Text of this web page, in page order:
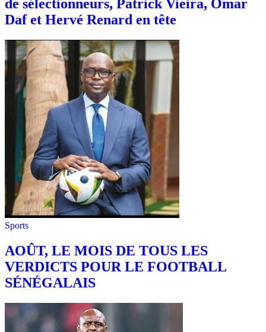
de sélectionneurs, Patrick Vieira, Omar
Daf et Hervé Renard en tête
Sports
AOÛT, LE MOIS DE TOUS LES
VERDICTS POUR LE FOOTBALL
SÉNÉGALAIS